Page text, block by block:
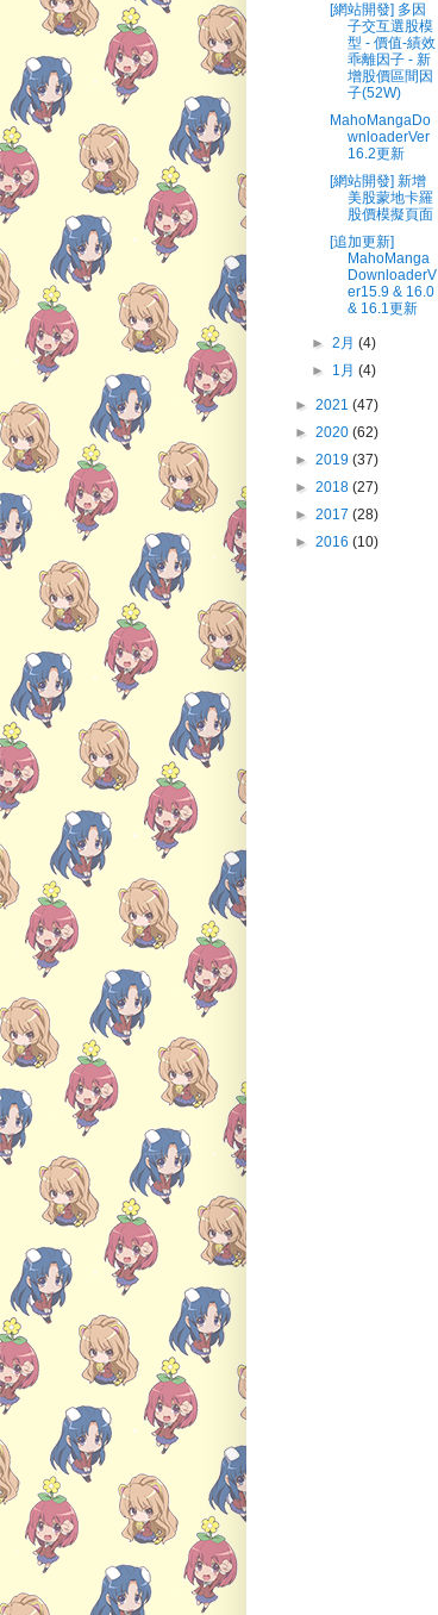
[網站開發] 多因
子交互選股模
型 - 價值-績效
乖離因子 - 新
增股價區間因
子(52W)
MahoMangaDo
wnloaderVer
16.2更新
[網站開發] 新增
美股蒙地卡羅
股價模擬頁面
[追加更新]
MahoManga
DownloaderV
er15.9 & 16.0
& 16.1更新
►2月(4)
► 1月(4)
► 2021 (47)
► 2020 (62)
► 2019 (37)
► 2018 (27)
► 2017 (28)
► 2016 (10)